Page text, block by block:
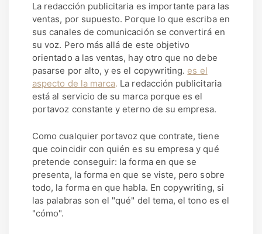
La redacción publicitaria es importante para las
ventas, por supuesto. Porque lo que escriba en
sus canales de comunicación se convertirá en
su voz. Pero más allá de este objetivo
orientado a las ventas, hay otro que no debe
pasarse por alto, y es el copywriting. es el
aspecto de la marca. La redacción publicitaria
está al servicio de su marca porque es el
portavoz constante y eterno de su empresa.
Como cualquier portavoz que contrate, tiene
que coincidir con quién es su empresa y qué
pretende conseguir: la forma en que se
presenta, la forma en que se viste, pero sobre
todo, la forma en que habla. En copywriting, si
las palabras son el "qué" del tema, el tono es el
"cómo".